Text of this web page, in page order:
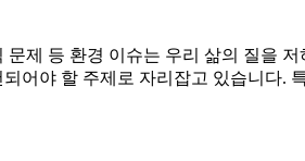
제 등 환경 이슈는 우리 삶의 질을
어야 할 주제로 자리잡고 있습니다.